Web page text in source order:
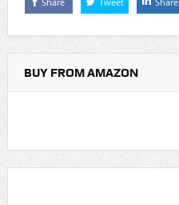
BUY FROM AMAZON